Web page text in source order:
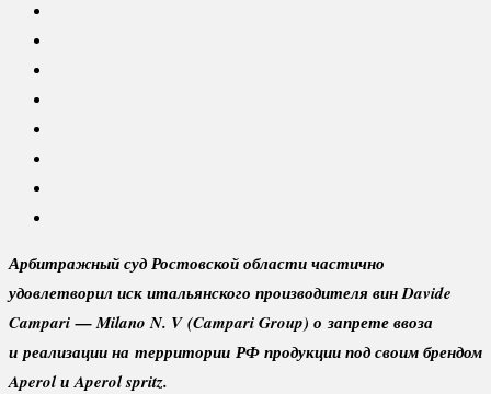
Арбитражный суд Ростовской области частично
удовлетворил иск итальянского производителя вин Davide
Campari — Milano N. V (Campari Group) о запрете ввоза
и реализации на территории РФ продукции под своим брендом
Aperol и Aperol spritz.